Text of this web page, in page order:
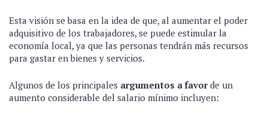
Esta visión se basa en la idea de que, al aumentar el poder
adquisitivo de los trabajadores, se puede estimular la
economía local, ya que las personas tendrán más recursos
para gastar en bienes y servicios.
Algunos de los principales argumentos a favorde un
aumento considerable del salario mínimo incluyen: